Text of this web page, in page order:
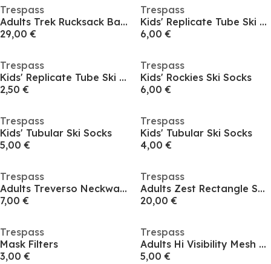
Trespass
Adults Trek Rucksack Backpack
29,00 €
Trespass
Kids' Replicate Tube Ski Socks
6,00 €
Trespass
Kids' Replicate Tube Ski Socks
2,50 €
Trespass
Kids' Rockies Ski Socks
6,00 €
Trespass
Kids' Tubular Ski Socks
5,00 €
Trespass
Kids' Tubular Ski Socks
4,00 €
Trespass
Adults Treverso Neckwarmer
7,00 €
Trespass
Adults Zest Rectangle Sunglasses
20,00 €
Trespass
Mask Filters
3,00 €
Trespass
Adults Hi Visibility Mesh Running Vest
5,00 €